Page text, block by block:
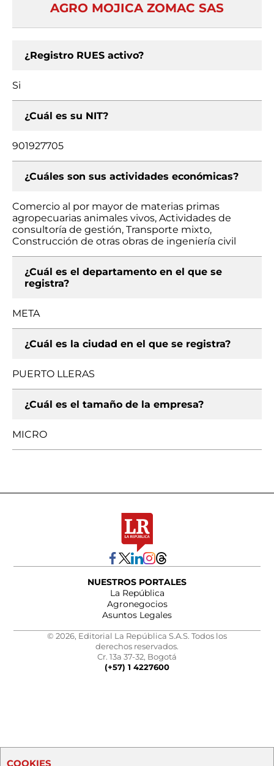
AGRO MOJICA ZOMAC SAS
¿Registro RUES activo?
Si
¿Cuál es su NIT?
901927705
¿Cuáles son sus actividades económicas?
Comercio al por mayor de materias primas
agropecuarias animales vivos, Actividades de
consultoría de gestión, Transporte mixto,
Construcción de otras obras de ingeniería civil
¿Cuál es el departamento en el que se
registra?
META
¿Cuál es la ciudad en el que se registra?
PUERTO LLERAS
¿Cuál es el tamaño de la empresa?
MICRO
NUESTROS PORTALES
La República
Agronegocios
Asuntos Legales
© 2026, Editorial La República S.A.S. Todos los
derechos reservados.
Cr. 13a 37-32, Bogotá
(+57) 1 4227600
COOKIES